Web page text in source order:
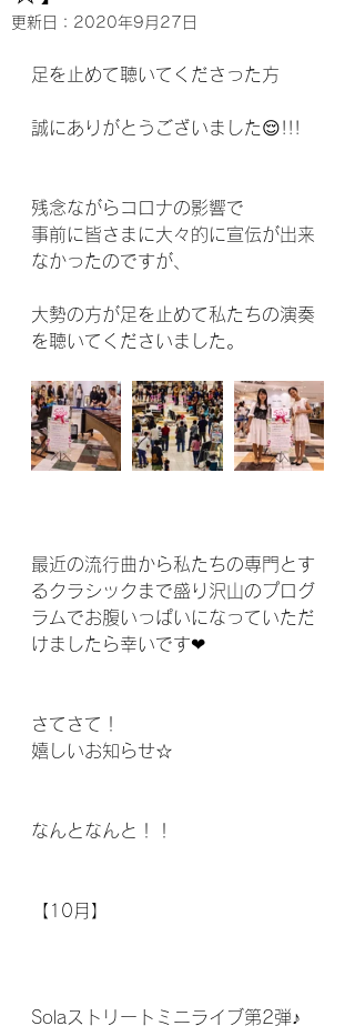
更新日： 2020年9月27日
足を止めて聴いてくださった方
誠にありがとうございました😌!!!
残念ながらコロナの影響で
事前に皆さまに大々的に宣伝が出来
なかったのですが、
大勢の方が足を止めて私たちの演奏
を聴いてくださいました。
最近の流行曲から私たちの専門とす
るクラシックまで盛り沢山のプログ
ラムでお腹いっぱいになっていただ
けましたら幸いです❤︎
さてさて！
嬉しいお知らせ☆
なんとなんと！！
【10月】
Solaストリートミニライブ第2弾♪